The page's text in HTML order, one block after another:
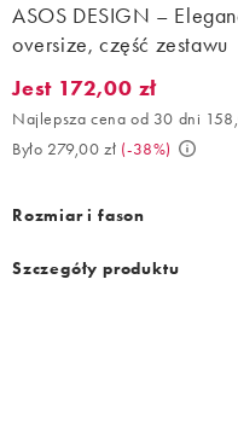
ASOS DESIGN –
oversize, część zestawu
Jest 172,00 zł. Najlepsza
Jest 172,00 zł
Najlepsza cena od 30 dni
Było 279,00 zł (-38%)
Rozmiar i fason
Szczegóły produktu